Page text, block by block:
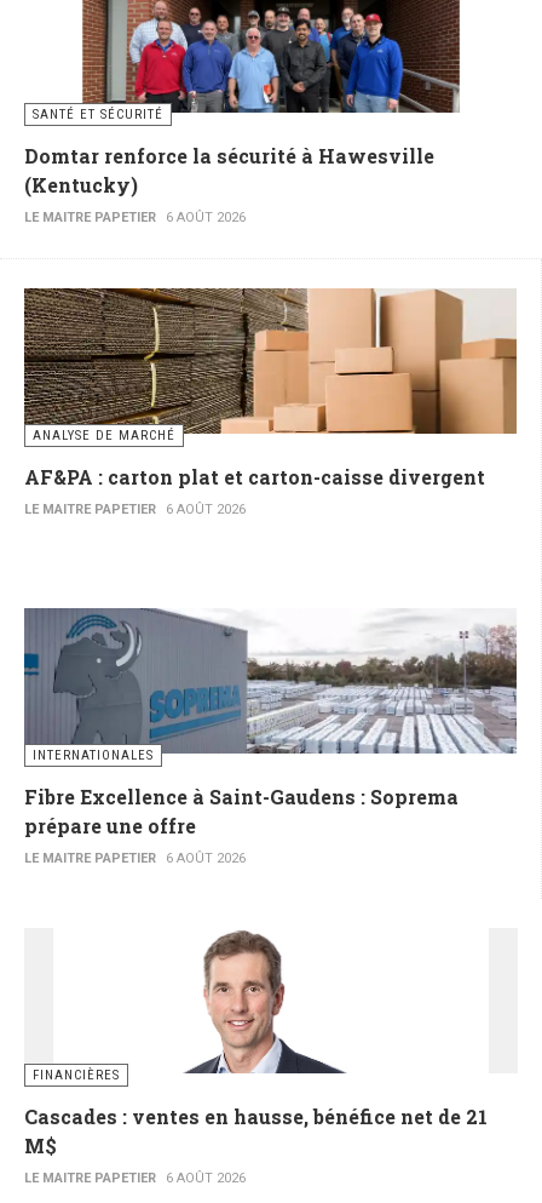
SANTÉ ET SÉCURITÉ
Domtar renforce la sécurité à Hawesville
(Kentucky)
LE MAITRE PAPETIER 6 AOÛT 2026
ANALYSE DE MARCHÉ
AF&PA : carton plat et carton-caisse divergent
LE MAITRE PAPETIER 6 AOÛT 2026
INTERNATIONALES
Fibre Excellence à Saint-Gaudens : Soprema
prépare une offre
LE MAITRE PAPETIER 6 AOÛT 2026
FINANCIÈRES
Cascades : ventes en hausse, bénéfice net de 21
M$
LE MAITRE PAPETIER 6 AOÛT 2026